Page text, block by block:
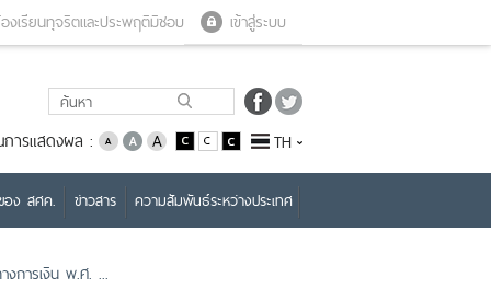
เข้าสู่ระบบ
งเรียนทุจริตและประพฤติมิชอบ
การแสดงผล : TH
อง สศค. ข่าวสาร ความสัมพันธ์ระหว่างประเทศ
การเงิน พ.ศ. ...